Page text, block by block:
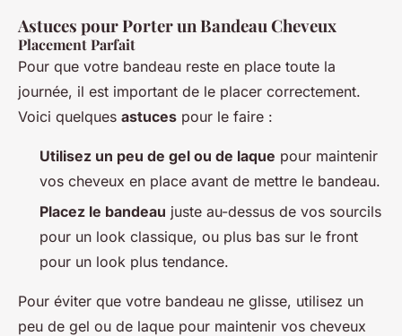
Astuces pour Porter un Bandeau Cheveux
Placement Parfait
Pour que votre bandeau reste en place toute la
journée, il est important de le placer correctement.
Voici quelques astuces pour le faire :
Utilisez un peu de gel ou de laque pour maintenir
vos cheveux en place avant de mettre le bandeau.
Placez le bandeau juste au-dessus de vos sourcils
pour un look classique, ou plus bas sur le front
pour un look plus tendance.
Pour éviter que votre bandeau ne glisse, utilisez un
peu de gel ou de laque pour maintenir vos cheveux